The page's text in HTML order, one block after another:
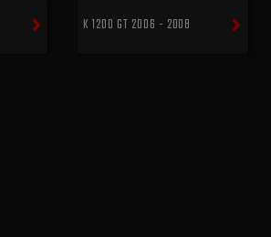
K 1200 GT 2006 - 2008